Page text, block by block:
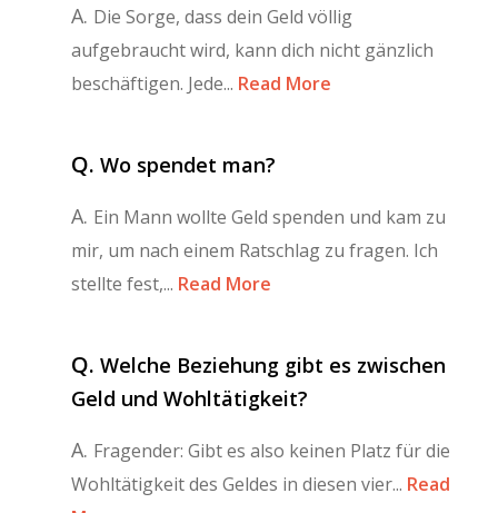
A. Die Sorge, dass dein Geld völlig
aufgebraucht wird, kann dich nicht gänzlich
beschäftigen. Jede... Read More
Q. Wo spendet man?
A. Ein Mann wollte Geld spenden und kam zu
mir, um nach einem Ratschlag zu fragen. Ich
stellte fest,... Read More
Q. Welche Beziehung gibt es zwischen
Geld und Wohltätigkeit?
A. Fragender: Gibt es also keinen Platz für die
Wohltätigkeit des Geldes in diesen vier... Read